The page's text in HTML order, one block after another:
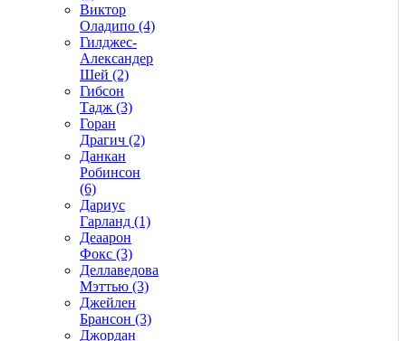
Виктор
Оладипо (4)
Гилджес-
Александер
Шей (2)
Гибсон
Тадж (3)
Горан
Драгич (2)
Данкан
Робинсон
(6)
Дариус
Гарланд (1)
Деаарон
Фокс (3)
Деллаведова
Мэттью (3)
Джейлен
Брансон (3)
Джордан